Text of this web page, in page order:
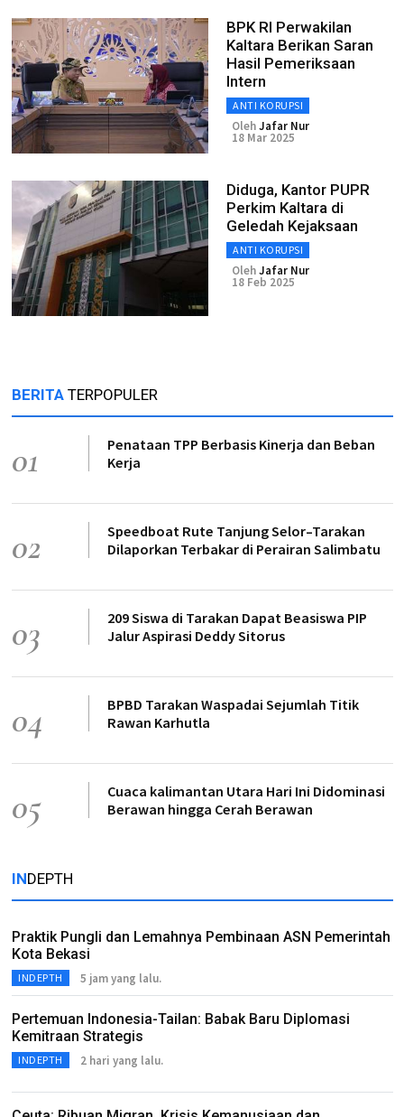
BPK RI Perwakilan
Kaltara Berikan Saran
Hasil Pemeriksaan
Intern
ANTI KORUPSI
OlehJafar Nur
18 Mar 2025
Diduga, Kantor PUPR
Perkim Kaltara di
Geledah Kejaksaan
ANTI KORUPSI
OlehJafar Nur
18 Feb 2025
BERITA TERPOPULER
01
Penataan TPP Berbasis Kinerja dan Beban
Kerja
02
Speedboat Rute Tanjung Selor–Tarakan
Dilaporkan Terbakar di Perairan Salimbatu
03
209 Siswa di Tarakan Dapat Beasiswa PIP
Jalur Aspirasi Deddy Sitorus
04
BPBD Tarakan Waspadai Sejumlah Titik
Rawan Karhutla
05
Cuaca kalimantan Utara Hari Ini Didominasi
Berawan hingga Cerah Berawan
INDEPTH
Praktik Pungli dan Lemahnya Pembinaan ASN Pemerintah
Kota Bekasi
INDEPTH 5 jam yang lalu.
Pertemuan Indonesia-Tailan: Babak Baru Diplomasi
Kemitraan Strategis
INDEPTH 2 hari yang lalu.